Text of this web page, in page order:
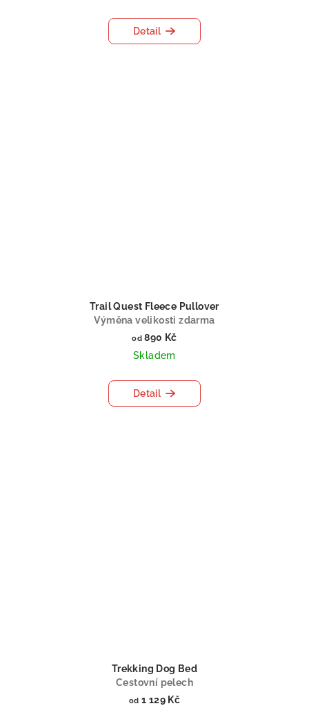
Detail
Trail Quest Fleece Pullover
Výměna velikosti zdarma
od 890 Kč
Skladem
Detail
Trekking Dog Bed
Cestovní pelech
od 1 129 Kč